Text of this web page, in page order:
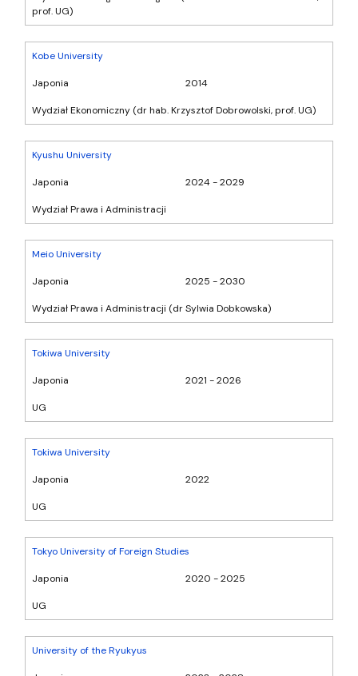
prof. UG)
Kobe University
Japonia 2014
Wydział Ekonomiczny (dr hab. Krzysztof Dobrowolski, prof. UG)
Kyushu University
Japonia 2024 - 2029
Wydział Prawa i Administracji
Meio University
Japonia 2025 - 2030
Wydział Prawa i Administracji (dr Sylwia Dobkowska)
Tokiwa University
Japonia 2021 - 2026
UG
Tokiwa University
Japonia 2022
UG
Tokyo University of Foreign Studies
Japonia 2020 - 2025
UG
University of the Ryukyus